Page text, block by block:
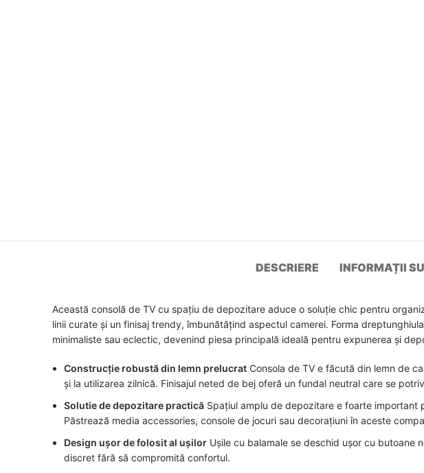
DESCRIERE INFORMAȚII
Această consolă de TV cu spațiu de depozitare aduce o soluție chic pentru
linii curate și un finisaj trendy, îmbunătățind aspectul camerei. Forma
minimaliste sau eclectic, devenind piesa principală ideală pentru expunerea și
Construcție robustă din lemn prelucrat Consola de TV e făcută din lemn de
și la utilizarea zilnică. Finisajul neted de bej oferă un fundal neutral care se
Solutie de depozitare practică Spațiul amplu de depozitare e foarte important
Păstrează media accessories, console de jocuri sau decorațiuni în aceste
Design ușor de folosit al ușilor Ușile cu balamale se deschid ușor cu
discret fără să compromită confortul.